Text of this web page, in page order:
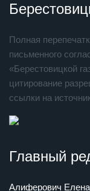
Полная
письменного
«Берестовицкой
цитирование
ссылки на
Главный
Алиферович